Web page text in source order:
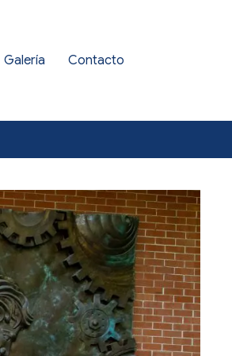
Galería Contacto